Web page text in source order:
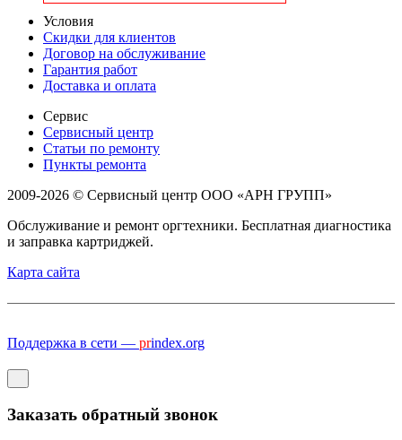
Условия
Скидки для клиентов
Договор на обслуживание
Гарантия работ
Доставка и оплата
Сервис
Сервисный центр
Статьи по ремонту
Пункты ремонта
2009-2026 © Сервисный центр ООО «АРН ГРУПП»
Обслуживание и ремонт оргтехники. Бесплатная диагностика
и заправка картриджей.
Карта сайта
Поддержка в сети — prindex.org
Заказать обратный звонок